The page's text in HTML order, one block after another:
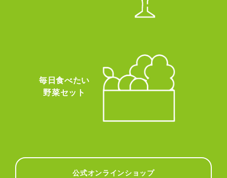
毎日食べたい
野菜セット
公式オンラインショップ